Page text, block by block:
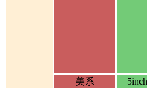
美系 5inch